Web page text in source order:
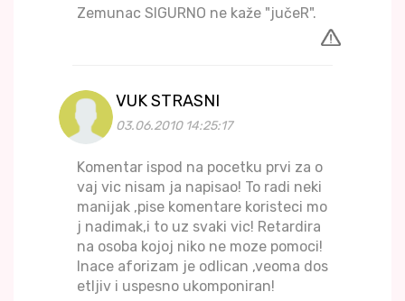
Zemunac SIGURNO ne kaže "jučeR".
VUK STRASNI
03.06.2010 14:25:17
Komentar ispod na pocetku prvi za o
vaj vic nisam ja napisao! To radi neki
manijak ,pise komentare koristeci mo
j nadimak,i to uz svaki vic! Retardira
na osoba kojoj niko ne moze pomoci!
Inace aforizam je odlican ,veoma dos
etljiv i uspesno ukomponiran!